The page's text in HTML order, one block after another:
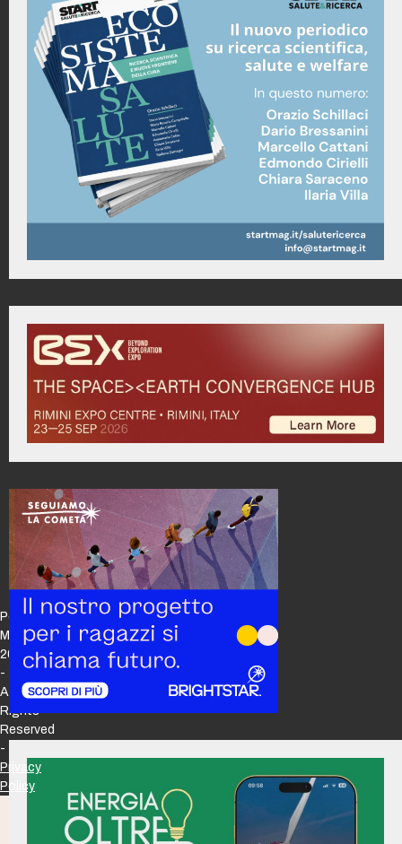
Policy
Maker
2026
-
All
Rights
Reserved
-
Privacy
Policy